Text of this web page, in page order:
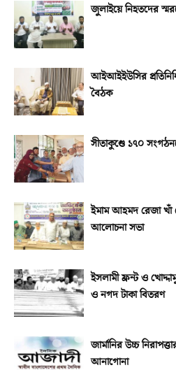
জুলাইয়ে নিহতদের
আইআইইউসির
বৈঠক
সীতাকুণ্ডে ১৭০
ইমাম আহমদ রেজা খাঁ
আলোচনা সভা
ইসলামী ফ্রন্ট ও
ও নগদ টাকা বিতরণ
জার্মানির উচ্চ
আনাগোনা